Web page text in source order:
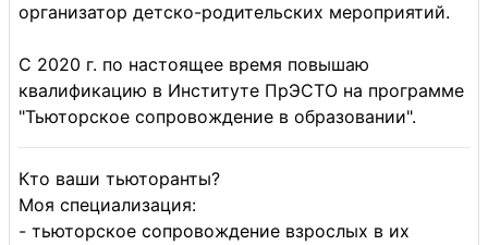
организатор детско-родительских мероприятий.
С 2020 г. по настоящее время повышаю
квалификацию в Институте ПрЭСТО на программе
"Тьюторское сопровождение в образовании".
Кто ваши тьюторанты?
Моя специализация:
- тьюторское сопровождение взрослых в их